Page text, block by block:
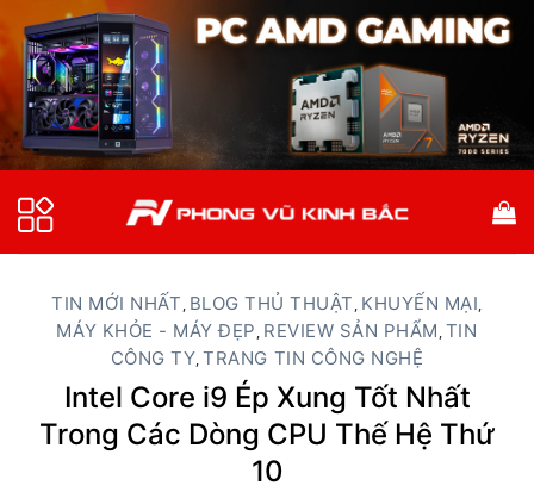
qua
nội
dung
TIN MỚI NHẤT , BLOG THỦ THUẬT , KHUYẾN MẠI,
MÁY KHỎE - MÁY ĐẸP , REVIEW SẢN PHẨM , TIN
CÔNG TY, TRANG TIN CÔNG NGHỆ
Intel Core i9 Ép Xung Tốt Nhất
Trong Các Dòng CPU Thế Hệ Thứ
10